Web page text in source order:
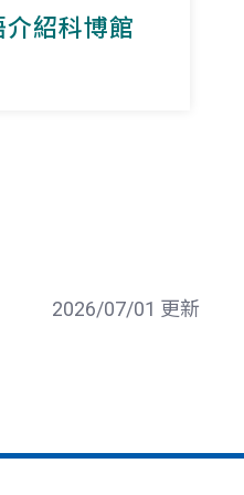
介紹科博館
2026/07/01 更新